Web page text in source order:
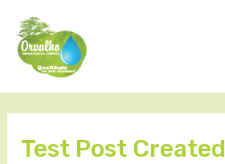
Test Post Created